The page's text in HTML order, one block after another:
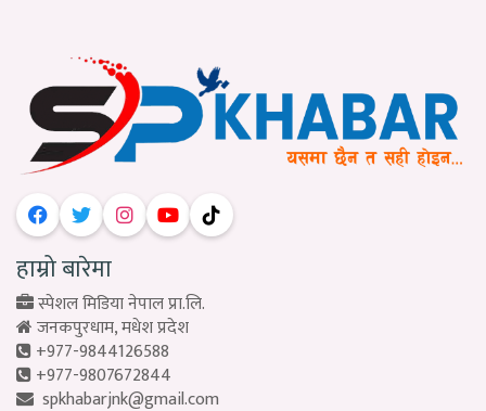
हाम्रो बारेमा
स्पेशल मिडिया नेपाल प्रा.लि.
जनकपुरधाम, मधेश प्रदेश
+977-9844126588
+977-9807672844
spkhabarjnk@gmail.com